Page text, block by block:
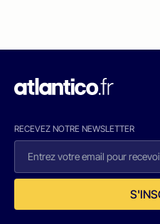
RECEVEZ NOTRE NEWSLETTER